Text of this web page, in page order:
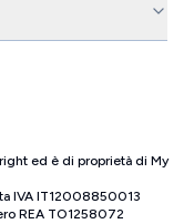
ed è di proprietà di My
IVA IT12008850013
REA TO1258072